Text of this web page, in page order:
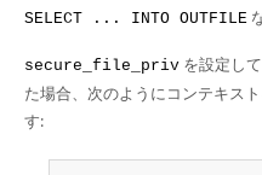
SELECT ... INTO OUTFILE
secure_file_priv を設定し
た場合、次のようにコンテキス
す: